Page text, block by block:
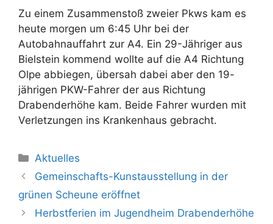
Zu einem Zusammenstoß zweier Pkws kam es
heute morgen um 6:45 Uhr bei der
Autobahnauffahrt zur A4. Ein 29-Jähriger aus
Bielstein kommend wollte auf die A4 Richtung
Olpe abbiegen, übersah dabei aber den 19-
jährigen PKW-Fahrer der aus Richtung
Drabenderhöhe kam. Beide Fahrer wurden mit
Verletzungen ins Krankenhaus gebracht.
Kategorien
Aktuelles
Gemeinschafts-Kunstausstellung in der
grünen Scheune eröffnet
Herbstferien im Jugendheim Drabenderhöhe